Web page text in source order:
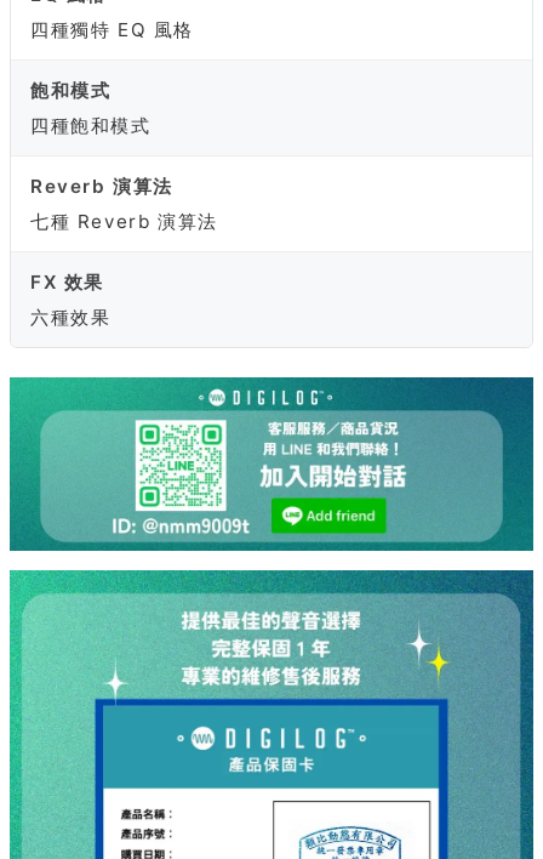
四種獨特 EQ 風格
飽和模式
四種飽和模式
Reverb 演算法
七種 Reverb 演算法
FX 效果
六種效果